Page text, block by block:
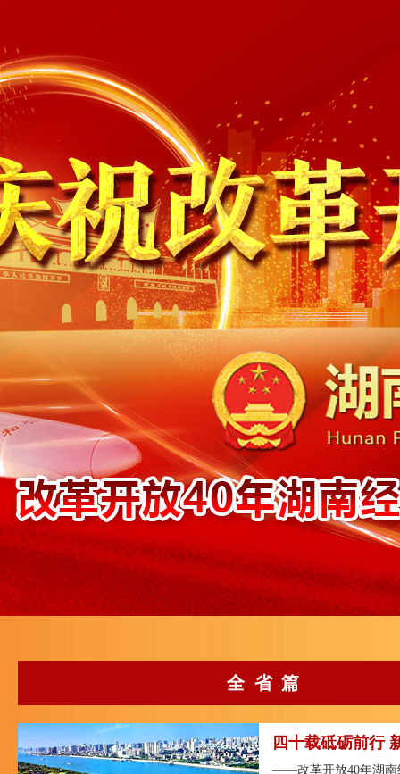
全省篇
四十载砥砺前行
——改革开放40年湖南